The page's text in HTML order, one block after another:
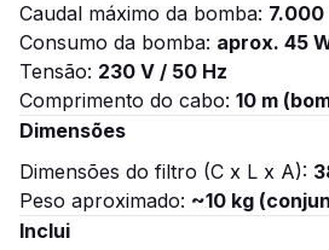
Caudal máximo da bomba: 7.000
Consumo da bomba: aprox. 45
Tensão: 230 V / 50 Hz
Comprimento do cabo: 10 m
Dimensões
Dimensões do filtro (C x L x A):
Peso aproximado: ~10 kg
Inclui